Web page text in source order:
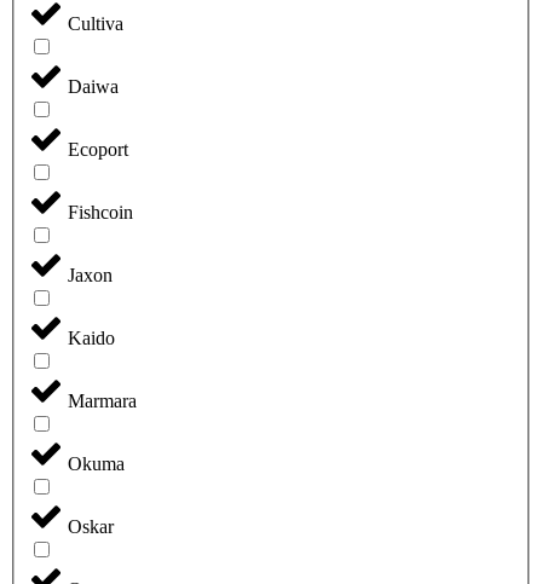
Cultiva
Daiwa
Ecoport
Fishcoin
Jaxon
Kaido
Marmara
Okuma
Oskar